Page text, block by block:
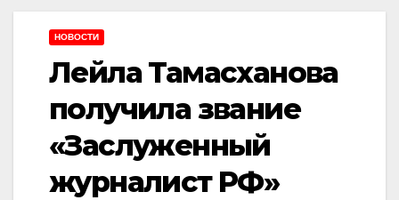
НОВОСТИ
Лейла Тамасханова
получила звание
«Заслуженный
журналист РФ»